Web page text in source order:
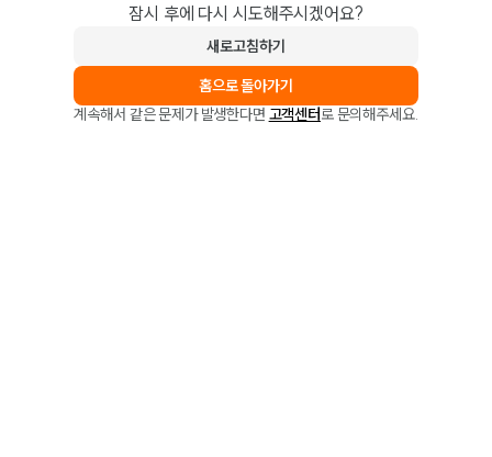
잠시 후에 다시 시도해주시겠어요?
새로고침하기
홈으로 돌아가기
계속해서 같은 문제가 발생한다면 고객센터로 문의해주세요.